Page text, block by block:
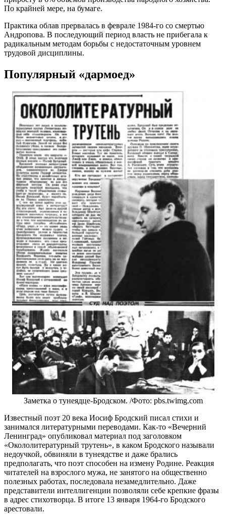
По крайней мере, на бумаге.
Практика облав прервалась в феврале 1984-го со смертью
Андропова. В последующий период власть не прибегала к
радикальным методам борьбы с недостаточным уровнем
трудовой дисциплины.
Популярный «дармоед»
Заметка о тунеядце-Бродском. /Фото: pbs.twimg.com
Известный поэт 20 века Иосиф Бродский писал стихи и
занимался литературными переводами. Как-то «Вечерний
Ленинград» опубликовал материал под заголовком
«Окололитературный трутень», в каком Бродского называли
недоучкой, обвиняли в тунеядстве и даже брались
предполагать, что поэт способен на измену Родине. Реакция
читателей на взрослого мужа, не занятого на общественно
полезных работах, последовала незамедлительно. Даже
представители интеллигенции позволяли себе крепкие фразы
в адрес стихотворца. В итоге 13 января 1964-го Бродского
арестовали.